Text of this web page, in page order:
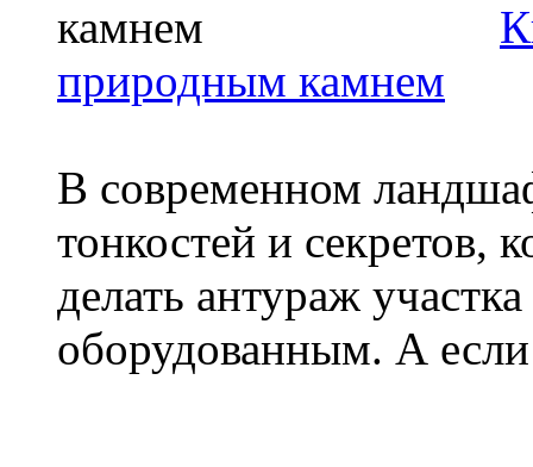
природным камнем
В современном
тонкостей и секретов,
делать антураж
оборудованным. А